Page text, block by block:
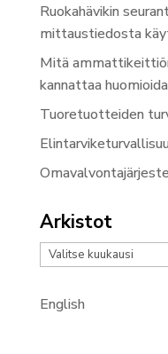
Ruokahävikin
mittaustiedosta
Mitä
kannattaa
Tuoretuotteiden
Arkistot
Arkistot
English